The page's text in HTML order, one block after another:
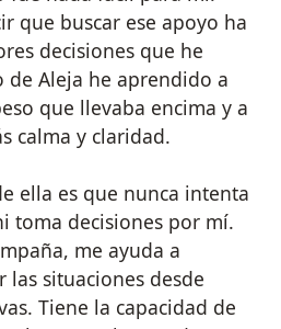
que buscar ese apoyo ha
decisiones que he
de Aleja he aprendido a
que llevaba encima y a
calma y claridad.
ella es que nunca intenta
toma decisiones por mí.
me ayuda a
las situaciones desde
Tiene la capacidad de